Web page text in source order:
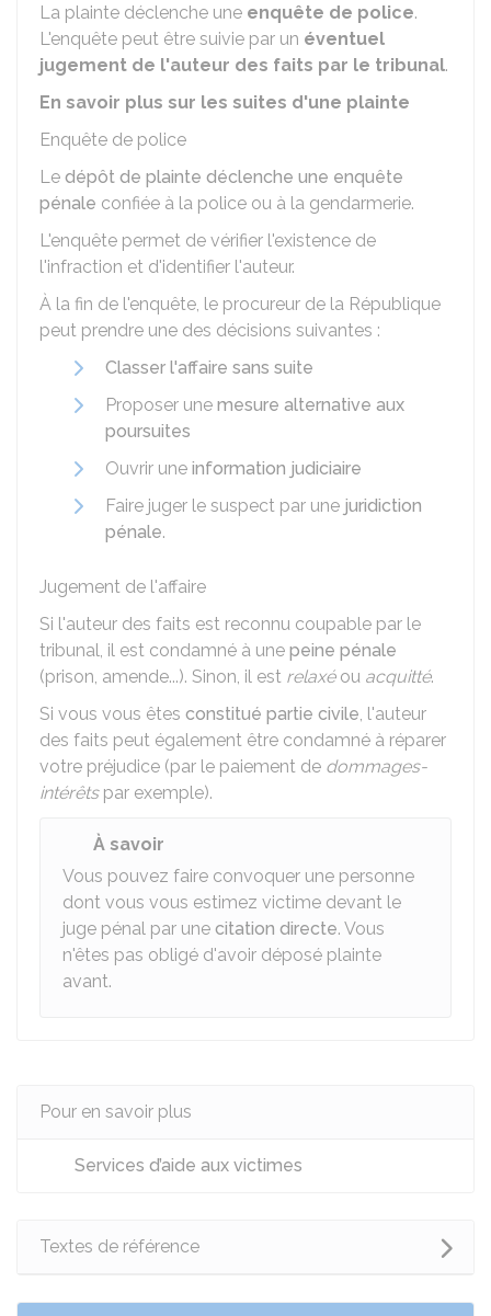
La plainte déclenche une enquête de police.
L'enquête peut être suivie par un éventuel
jugement de l'auteur des faits par le tribunal.
En savoir plus sur les suites d'une plainte
Enquête de police
Le dépôt de plainte déclenche une enquête
pénale confiée à la police ou à la gendarmerie.
L'enquête permet de vérifier l'existence de
l'infraction et d'identifier l'auteur.
À la fin de l'enquête, le procureur de la République
peut prendre une des décisions suivantes :
Classer l'affaire sans suite
Proposer une mesure alternative aux
poursuites
Ouvrir une information judiciaire
Faire juger le suspect par une juridiction
pénale.
Jugement de l'affaire
Si l'auteur des faits est reconnu coupable par le
tribunal, il est condamné à une peine pénale
(prison, amende...). Sinon, il est relaxéou acquitté.
Si vous vous êtes constitué partie civile , l'auteur
des faits peut également être condamné à réparer
votre préjudice (par le paiement de dommages-
intérêtspar exemple).
À savoir
Vous pouvez faire convoquer une personne
dont vous vous estimez victime devant le
juge pénal par une citation directe. Vous
n'êtes pas obligé d'avoir déposé plainte
avant.
Pour en savoir plus
Services d’aide aux victimes
Textes de référence